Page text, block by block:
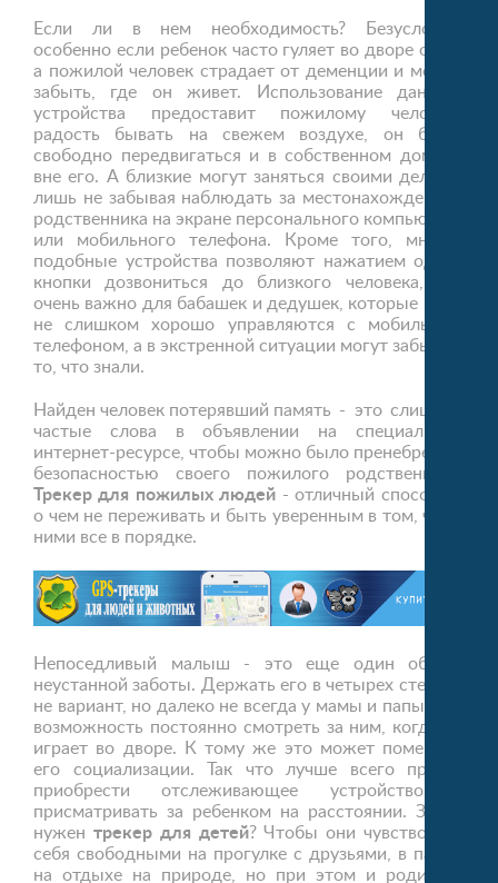
Если ли в нем необходимость? Безусловно,
особенно если ребенок часто гуляет во дворе один,
а пожилой человек страдает от деменции и может
забыть, где он живет. Использование данного
устройства предоставит пожилому человеку
радость бывать на свежем воздухе, он будет
свободно передвигаться и в собственном доме, и
вне его. А близкие могут заняться своими делами,
лишь не забывая наблюдать за местонахождением
родственника на экране персонального компьютера
или мобильного телефона. Кроме того, многие
подобные устройства позволяют нажатием одной
кнопки дозвониться до близкого человека, что
очень важно для бабашек и дедушек, которые и так
не слишком хорошо управляются с мобильным
телефоном, а в экстренной ситуации могут забыть и
то, что знали.
Найден человек потерявший память - это слишком
частые слова в объявлении на специальном
интернет-ресурсе, чтобы можно было пренебрегать
безопасностью своего пожилого родственника.
Трекер для пожилых людей - отличный способ ни
о чем не переживать и быть уверенным в том, что с
ними все в порядке.
Непоседливый малыш - это еще один объект
неустанной заботы. Держать его в четырех стенах -
не вариант, но далеко не всегда у мамы и папы есть
возможность постоянно смотреть за ним, когда он
играет во дворе. К тому же это может помешать
его социализации. Так что лучше всего просто
приобрести отслеживающее устройство и
присматривать за ребенком на расстоянии. Зачем
нужен трекер для детей? Чтобы они чувствовали
себя свободными на прогулке с друзьями, в парке,
на отдыхе на природе, но при этом и родители